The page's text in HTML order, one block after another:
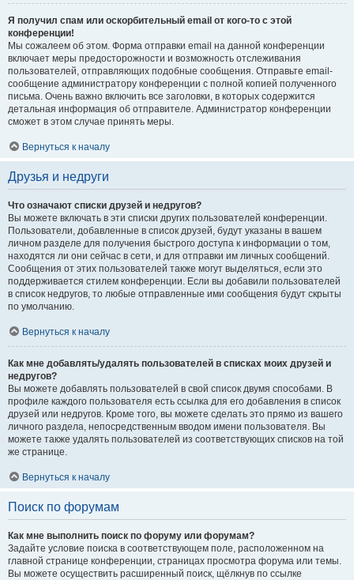
Я получил спам или оскорбительный email от кого-то с этой
конференции!
Мы сожалеем об этом. Форма отправки email на данной конференции
включает меры предосторожности и возможность отслеживания
пользователей, отправляющих подобные сообщения. Отправьте email-
сообщение администратору конференции с полной копией полученного
письма. Очень важно включить все заголовки, в которых содержится
детальная информация об отправителе. Администратор конференции
сможет в этом случае принять меры.
Вернуться к началу
Друзья и недруги
Что означают списки друзей и недругов?
Вы можете включать в эти списки других пользователей конференции.
Пользователи, добавленные в список друзей, будут указаны в вашем
личном разделе для получения быстрого доступа к информации о том,
находятся ли они сейчас в сети, и для отправки им личных сообщений.
Сообщения от этих пользователей также могут выделяться, если это
поддерживается стилем конференции. Если вы добавили пользователей
в список недругов, то любые отправленные ими сообщения будут скрыты
по умолчанию.
Вернуться к началу
Как мне добавлять/удалять пользователей в списках моих друзей и
недругов?
Вы можете добавлять пользователей в свой список двумя способами. В
профиле каждого пользователя есть ссылка для его добавления в список
друзей или недругов. Кроме того, вы можете сделать это прямо из вашего
личного раздела, непосредственным вводом имени пользователя. Вы
можете также удалять пользователей из соответствующих списков на той
же странице.
Вернуться к началу
Поиск по форумам
Как мне выполнить поиск по форуму или форумам?
Задайте условие поиска в соответствующем поле, расположенном на
главной странице конференции, страницах просмотра форума или темы.
Вы можете осуществить расширенный поиск, щёлкнув по ссылке